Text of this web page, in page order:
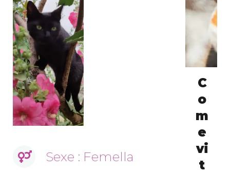
Sexe : Femella
C
o
m
e
vi
t